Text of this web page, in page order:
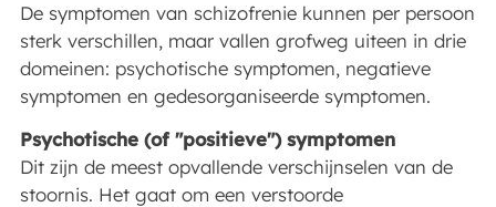
De symptomen van schizofrenie kunnen per persoon
sterk verschillen, maar vallen grofweg uiteen in drie
domeinen: psychotische symptomen, negatieve
symptomen en gedesorganiseerde symptomen.
Psychotische (of "positieve") symptomen
Dit zijn de meest opvallende verschijnselen van de
stoornis. Het gaat om een verstoorde